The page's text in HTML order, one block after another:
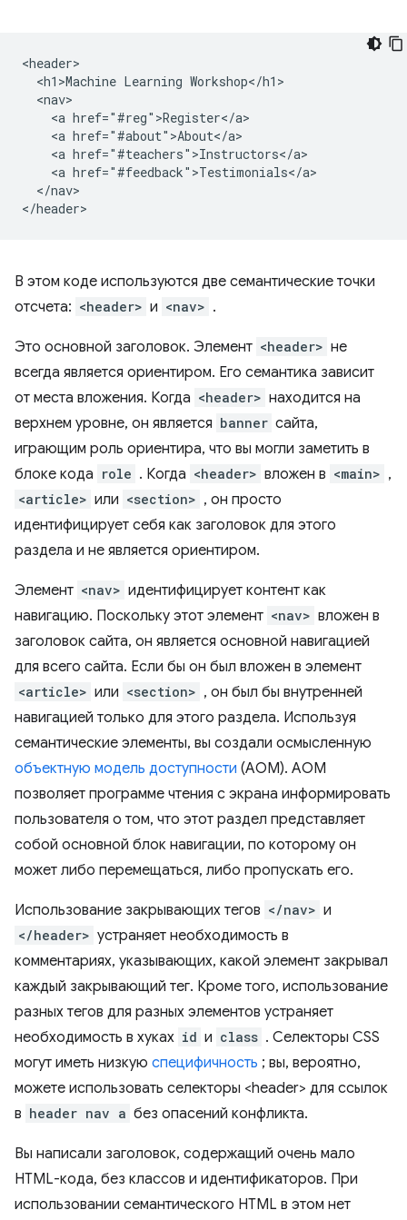
<header>
  <h1>Machine Learning Workshop</h1>
  <nav>
    <a href="#reg">Register</a>
    <a href="#about">About</a>
    <a href="#teachers">Instructors</a>
    <a href="#feedback">Testimonials</a>
  </nav>
В этом коде используются две семантические точки
отсчета: <header> и <nav> .
Это основной заголовок. Элемент <header> не
всегда является ориентиром. Его семантика зависит
от места вложения. Когда <header> находится на
верхнем уровне, он является banner сайта,
играющим роль ориентира, что вы могли заметить в
блоке кода role . Когда <header> вложен в <main> ,
<article> или <section> , он просто
идентифицирует себя как заголовок для этого
раздела и не является ориентиром.
Элемент <nav> идентифицирует контент как
навигацию. Поскольку этот элемент <nav> вложен в
заголовок сайта, он является основной навигацией
для всего сайта. Если бы он был вложен в элемент
<article> или <section> , он был бы внутренней
навигацией только для этого раздела. Используя
семантические элементы, вы создали осмысленную
объектную модель доступности (AOM). AOM
позволяет программе чтения с экрана информировать
пользователя о том, что этот раздел представляет
собой основной блок навигации, по которому он
может либо перемещаться, либо пропускать его.
Использование закрывающих тегов </nav> и
</header> устраняет необходимость в
комментариях, указывающих, какой элемент закрывал
каждый закрывающий тег. Кроме того, использование
разных тегов для разных элементов устраняет
необходимость в хуках id и class . Селекторы CSS
могут иметь низкую специфичность ; вы, вероятно,
можете использовать селекторы <header> для ссылок
в header nav a без опасений конфликта.
Вы написали заголовок, содержащий очень мало
HTML-кода, без классов и идентификаторов. При
использовании семантического HTML в этом нет